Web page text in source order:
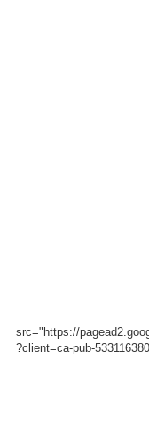
src="https://
?client=ca-pub-